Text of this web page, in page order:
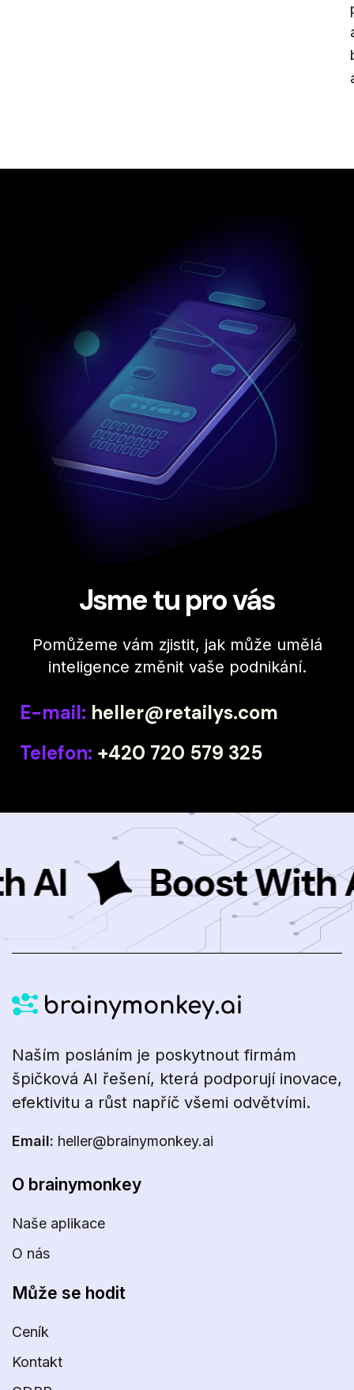
Jsme tu pro vás
Pomůžeme vám zjistit, jak může umělá
inteligence změnit vaše podnikání.
E-mail: heller@retailys.com
Telefon: +420 720 579 325
Boost With AI
Naším posláním je poskytnout firmám
špičková AI řešení, která podporují inovace,
efektivitu a růst napříč všemi odvětvími.
Email: heller@brainymonkey.ai
O brainymonkey
Naše aplikace
O nás
Může se hodit
Ceník
Kontakt